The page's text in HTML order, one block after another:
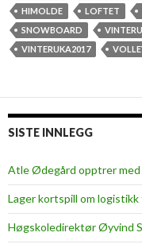
HIMOLDE
LOFTET
SNOWBOARD
VINTERUKA2017
SISTE INNLEGG
Atle Ødegård opptrer med
Lager kortspill om
Høgskoledirektør Øyvind